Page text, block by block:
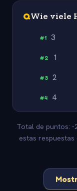
QWie viele
#1 3
#2 1
#3 2
#4 4
Total de puntos: -
estas respuestas